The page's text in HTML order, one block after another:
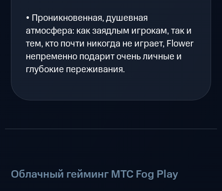
• Проникновенная, душевная
атмосфера: как заядлым игрокам, так и
тем, кто почти никогда не играет, Flower
непременно подарит очень личные и
глубокие переживания.
Облачный гейминг МТС Fog Play